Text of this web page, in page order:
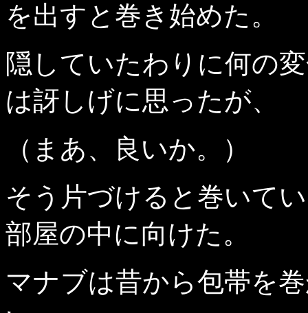
を出すと巻き始めた。
隠していたわりに何の
は訝しげに思ったが、
（まあ、良いか。）
そう片づけると巻いて
部屋の中に向けた。
マナブは昔から包帯を